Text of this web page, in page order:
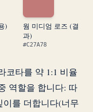
)
웜 미디엄 로즈 (결
과)
#C27A78
코타를 약 1:1 비율
역할을 합니다: 따
를 더합니다(너무